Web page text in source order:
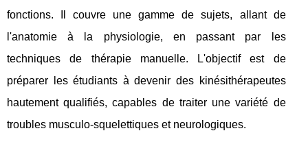
fonctions. Il couvre une gamme de sujets, allant de
l'anatomie à la physiologie, en passant par les
techniques de thérapie manuelle. L'objectif est de
préparer les étudiants à devenir des kinésithérapeutes
hautement qualifiés, capables de traiter une variété de
troubles musculo-squelettiques et neurologiques.